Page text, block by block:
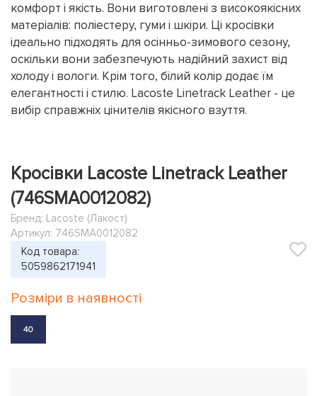
комфорт і якість. Вони виготовлені з високоякісних
матеріалів: поліестеру, гуми і шкіри. Ці кросівки
ідеально підходять для осінньо-зимового сезону,
оскільки вони забезпечують надійний захист від
холоду і вологи. Крім того, білий колір додає їм
елегантності і стилю. Lacoste Linetrack Leather - це
вибір справжніх цінителів якісного взуття.
Кросівки Lacoste Linetrack Leather
(746SMA0012082)
Бренд: Lacoste (Лакост)
Артикул: 746SMA0012082
Код товара:
5059862171941
Розміри в наявності
40